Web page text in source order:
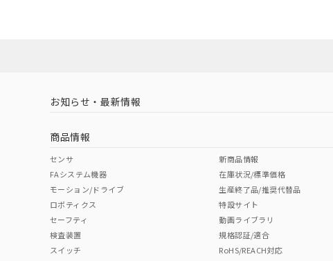
中国 RoHS 注意事項・凡例
中国 RoHS表
Pb Hg Cr(VI)
お知らせ・最新情報
商品情報
センサ
FAシステム機器
モーション/ドライブ
ロボティクス
セーフティ
検査装置
スイッチ
新商品情報
在庫状況/標準価格
生産終了品/推奨代替品
特設サイト
動画ライブラリ
規格認証/適合
RoHS/REACH対応